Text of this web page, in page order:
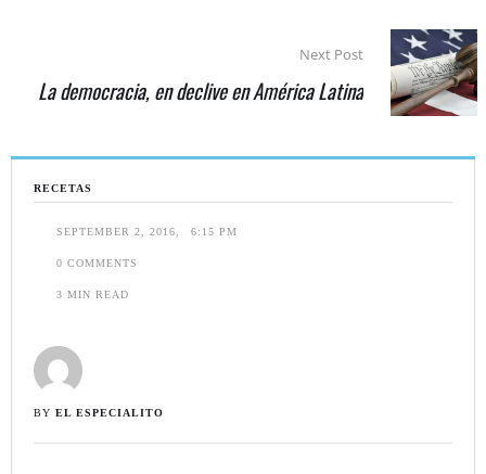
RECETAS
SEPTEMBER 2, 2016 6:15 PM
0 COMMENTS
3 MIN READ
BY EL ESPECIALITO
Next Post
La democracia, en declive en América Latina